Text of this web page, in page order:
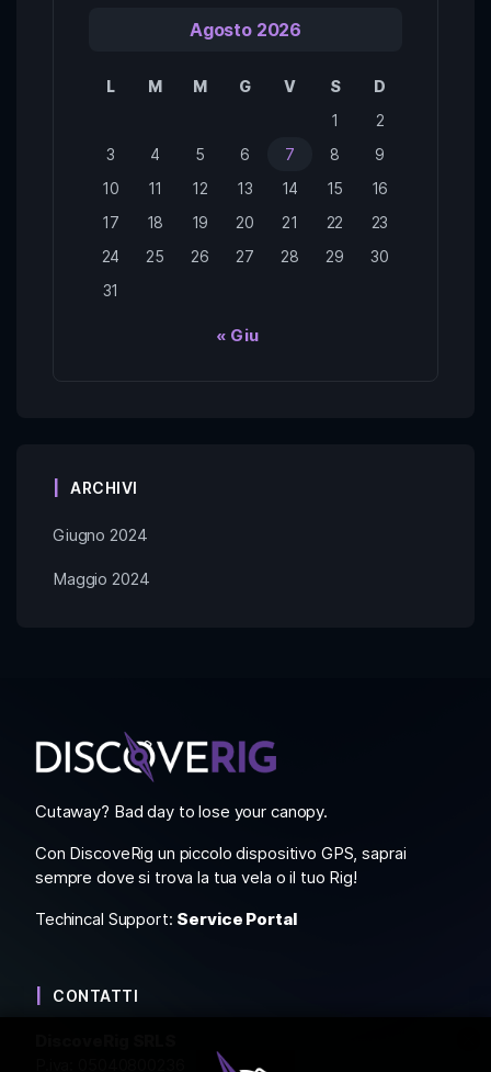
Agosto 2026
L M M G V S
D
1
2
3
4 5 6 7 8
9
10
11 12 13 14 15
16
17
18 19 20 21 22
23
24
25 26 27 28 29
30
31
« Giu
ARCHIVI
Giugno 2024
Maggio 2024
Cutaway? Bad day to lose your canopy.
Con DiscoveRig un piccolo dispositivo GPS, saprai
sempre dove si trova la tua vela o il tuo Rig!
Techincal Support: Service Portal
CONTATTI